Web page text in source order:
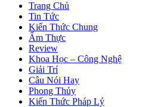
Trang Chủ
Tin Tức
Kiến Thức Chung
Ẩm Thực
Review
Khoa Học – Công Nghệ
Giải Trí
Câu Nói Hay
Phong Thủy
Kiến Thức Pháp Lý